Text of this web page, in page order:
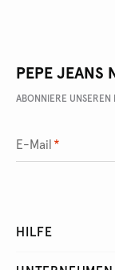
PEPE JEANS
ABONNIERE UNSEREN
E-Mail *
HILFE